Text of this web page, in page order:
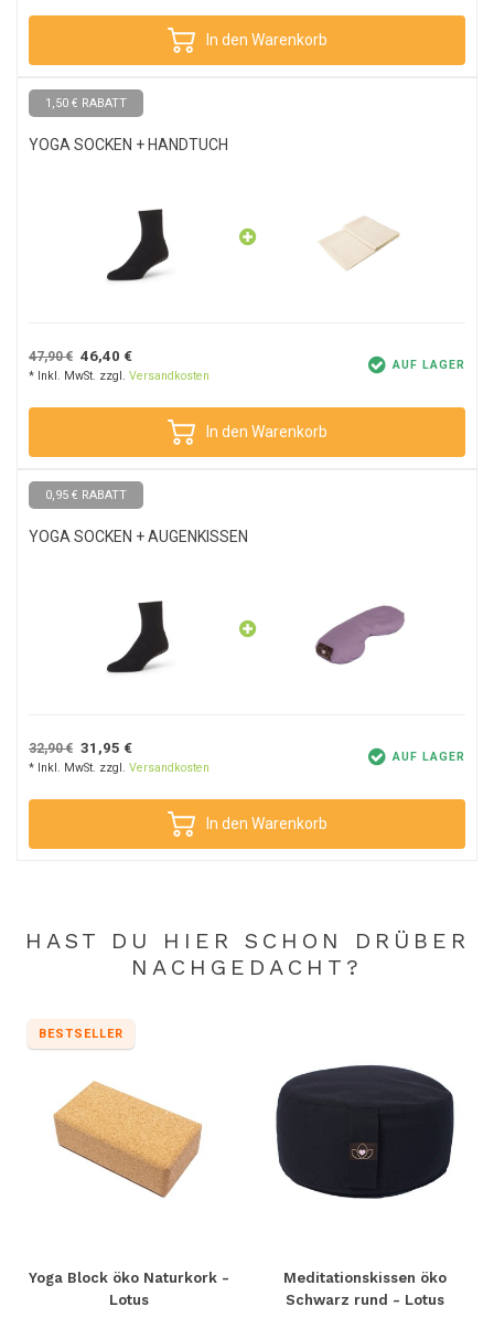
In den Warenkorb
1,50 € RABATT
YOGA SOCKEN + HANDTUCH
47,90 € 46,40 €
* Inkl. MwSt. zzgl. Versandkosten
AUF LAGER
In den Warenkorb
0,95 € RABATT
YOGA SOCKEN + AUGENKISSEN
32,90 € 31,95 €
* Inkl. MwSt. zzgl. Versandkosten
AUF LAGER
In den Warenkorb
HAST DU HIER SCHON DRÜBER
NACHGEDACHT?
BESTSELLER
Yoga Block öko Naturkork -
Lotus
Meditationskissen öko
Schwarz rund - Lotus